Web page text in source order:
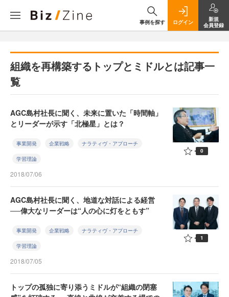
事例を探す ログイン
新規
会員登録
組織を再構築するトップとミドルとは記事一
覧
AGC島村社長に聞く、未来に置いた「時間軸」
とリーダーが示す「北極星」とは？
事業開発 企業戦略 ナラティヴ・アプローチ
学習理論
2018/07/06
0
AGC島村社長に聞く、地道な対話による経営
──偉大なリーダーは“人の心に灯をともす”
事業開発 企業戦略 ナラティヴ・アプローチ
学習理論
2018/07/05
1
トップの孤独に寄り添うミドルが“組織の閉塞